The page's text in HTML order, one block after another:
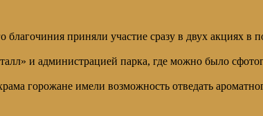
приняли участие сразу в двух акциях в
и администрацией парка, где можно было
горожане имели возможность отведать